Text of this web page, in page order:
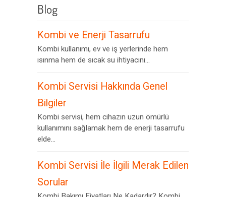
Blog
Kombi ve Enerji Tasarrufu
Kombi kullanımı, ev ve iş yerlerinde hem
ısınma hem de sıcak su ihtiyacını...
Kombi Servisi Hakkında Genel
Bilgiler
Kombi servisi, hem cihazın uzun ömürlü
kullanımını sağlamak hem de enerji tasarrufu
elde...
Kombi Servisi İle İlgili Merak Edilen
Sorular